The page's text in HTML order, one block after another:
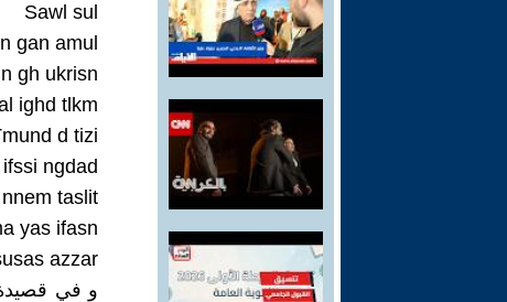
Sawl sul
gan amul
gh ukrisn
ighd tlkm
d tizi
ifssi ngdad
taslit
yas ifasn
azzar